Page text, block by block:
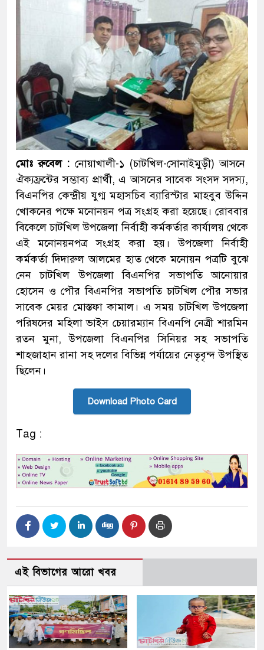
মোঃ রুবেল : নোয়াখালী-১ (চাটখিল-সোনাইমুড়ী) আসনে
ঐক্যফ্রন্টের সম্ভাব্য প্রার্থী, এ আসনের সাবেক সংসদ সদস্য,
বিএনপির কেন্দ্রীয় যুগ্ম মহাসচিব ব্যারিস্টার মাহবুব উদ্দিন
খোকনের পক্ষে মনোনয়ন পত্র সংগ্রহ করা হয়েছে। রোববার
বিকেলে চাটখিল উপজেলা নির্বাহী কর্মকর্তার কার্যালয় থেকে
এই মনোনয়নপত্র সংগ্রহ করা হয়। উপজেলা নির্বাহী
কর্মকর্তা দিদারুল আলমের হাত থেকে মনোয়ন পত্রটি বুঝে
নেন চাটখিল উপজেলা বিএনপির সভাপতি আনোয়ার
হোসেন ও পৌর বিএনপির সভাপতি চাটখিল পৌর সভার
সাবেক মেয়র মোস্তফা কামাল। এ সময় চাটখিল উপজেলা
পরিষদের মহিলা ভাইস চেয়ারম্যান বিএনপি নেত্রী শারমিন
রতন মুনা, উপজেলা বিএনপির সিনিয়র সহ সভাপতি
শাহজাহান রানা সহ দলের বিভিন্ন পর্যায়ের নেতৃবৃন্দ উপস্থিত
ছিলেন।
Download Photo Card
Tag :
এই বিভাগের আরো খবর